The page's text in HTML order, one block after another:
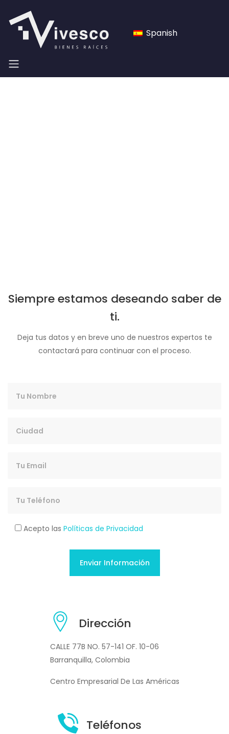
Spanish
Siempre estamos deseando saber de
ti.
Deja tus datos y en breve uno de nuestros expertos te
contactará para continuar con el proceso.
Acepto las Políticas de Privacidad
Dirección
CALLE 77B NO. 57-141 OF. 10-06
Barranquilla, Colombia
Centro Empresarial De Las Américas
Teléfonos